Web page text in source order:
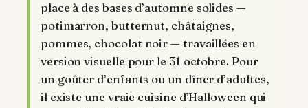
place à des bases d’automne solides —
potimarron, butternut, châtaignes,
pommes, chocolat noir — travaillées en
version visuelle pour le 31 octobre. Pour
un goûter d’enfants ou un dîner d’adultes,
il existe une vraie cuisine d’Halloween qui